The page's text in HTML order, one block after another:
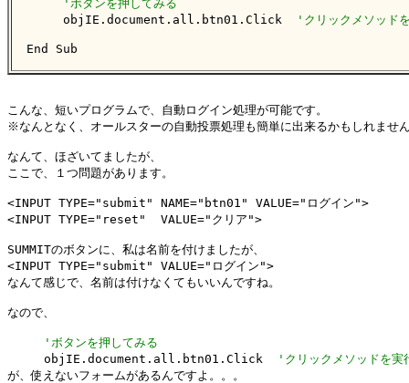
'ボタンを押してみる
     objIE.document.all.btn01.Click
'クリックメソッド
End Sub
こんな、短いプログラムで、自動ログイン処理が可能です。
※なんとなく、オールスターの自動投票処理も簡単に出来るかもしれませ
なんて、ほざいてましたが、
ここで、１つ問題があります。
<INPUT TYPE="submit" NAME="btn01" VALUE="ログイン">
<INPUT TYPE="reset"  VALUE="クリア">
SUMMITのボタンに、私は名前を付けましたが、
<INPUT TYPE="submit" VALUE="ログイン">
なんて感じで、名前は付けなくてもいいんですね。
なので、
'ボタンを押してみる
     objIE.document.all.btn01.Click
'クリックメソッドを実
が、使えないフォームがあるんですよ。。。